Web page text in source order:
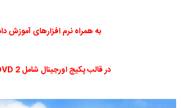
به همراه نرم افزارهای آموزش
در قالب پکیج اورجینال شامل 2 DVD نقره ای